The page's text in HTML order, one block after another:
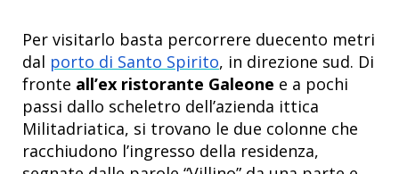
Per visitarlo basta percorrere duecento metri
dal porto di Santo Spirito, in direzione sud. Di
fronte all’ex ristorante Galeone e a pochi
passi dallo scheletro dell’azienda ittica
Militadriatica, si trovano le due colonne che
racchiudono l’ingresso della residenza,